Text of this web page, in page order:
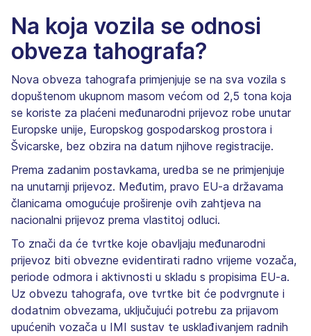
Na koja vozila se odnosi
obveza tahografa?
Nova obveza tahografa primjenjuje se na sva vozila s
dopuštenom ukupnom masom većom od 2,5 tona koja
se koriste za plaćeni međunarodni prijevoz robe unutar
Europske unije, Europskog gospodarskog prostora i
Švicarske, bez obzira na datum njihove registracije.
Prema zadanim postavkama, uredba se ne primjenjuje
na unutarnji prijevoz. Međutim, pravo EU-a državama
članicama omogućuje proširenje ovih zahtjeva na
nacionalni prijevoz prema vlastitoj odluci.
To znači da će tvrtke koje obavljaju međunarodni
prijevoz biti obvezne evidentirati radno vrijeme vozača,
periode odmora i aktivnosti u skladu s propisima EU-a.
Uz obvezu tahografa, ove tvrtke bit će podvrgnute i
dodatnim obvezama, uključujući potrebu za prijavom
upućenih vozača u IMI sustav te usklađivanjem radnih